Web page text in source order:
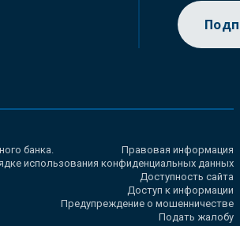
банка.
Правовая информация
использования конфиденциальных данных
Доступность сайта
Доступ к информации
Предупреждение о мошенничестве
Подать жалобу